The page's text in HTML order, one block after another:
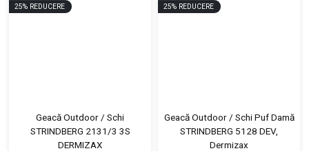
25% REDUCERE
Geacă Outdoor / Schi
STRINDBERG 2131/3 3S
DERMIZAX
25% REDUCERE
Geacă Outdoor / Schi Puf Damă
STRINDBERG 5128 DEV,
Dermizax